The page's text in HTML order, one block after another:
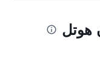
هوتل